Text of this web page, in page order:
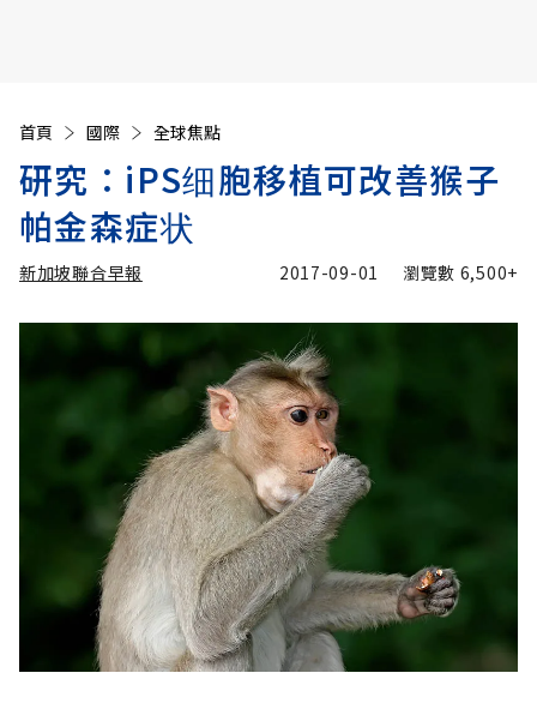
首頁 國際 全球焦點
研究：iPS细胞移植可改善猴子
帕金森症状
新加坡聯合早報 2017-09-01 瀏覽數 6,500+